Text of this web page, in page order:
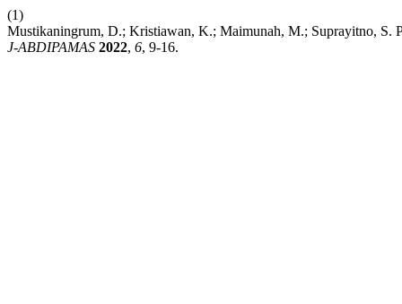
(1)
Mustikaningrum, D.; Kristiawan, K.; Maimunah, M.; Suprayitno, S.
J-ABDIPAMAS 2022, 6, 9-16.